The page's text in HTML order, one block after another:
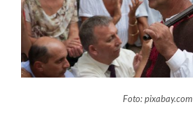
Foto: pixabay.com